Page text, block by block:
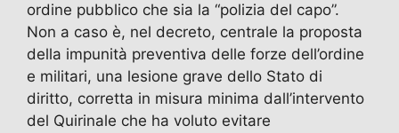
ordine pubblico che sia la “polizia del capo”.
Non a caso è, nel decreto, centrale la proposta
della impunità preventiva delle forze dell’ordine
e militari, una lesione grave dello Stato di
diritto, corretta in misura minima dall’intervento
del Quirinale che ha voluto evitare